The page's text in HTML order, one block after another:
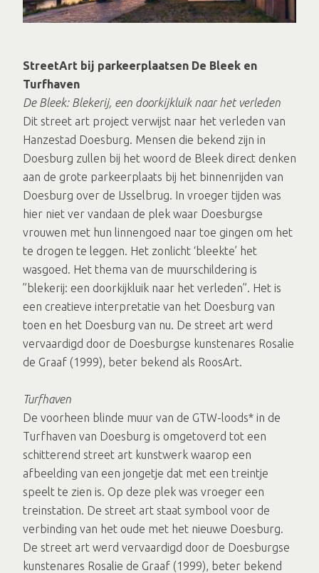
StreetArt bij parkeerplaatsen De Bleek en
Turfhaven
De Bleek: Blekerij, een doorkijkluik naar het verleden
Dit street art project verwijst naar het verleden van
Hanzestad Doesburg. Mensen die bekend zijn in
Doesburg zullen bij het woord de Bleek direct denken
aan de grote parkeerplaats bij het binnenrijden van
Doesburg over de IJsselbrug. In vroeger tijden was
hier niet ver vandaan de plek waar Doesburgse
vrouwen met hun linnengoed naar toe gingen om het
te drogen te leggen. Het zonlicht ‘bleekte’ het
wasgoed. Het thema van de muurschildering is
”blekerij: een doorkijkluik naar het verleden”. Het is
een creatieve interpretatie van het Doesburg van
toen en het Doesburg van nu. De street art werd
vervaardigd door de Doesburgse kunstenares Rosalie
de Graaf (1999), beter bekend als RoosArt.
Turfhaven
De voorheen blinde muur van de GTW-loods* in de
Turfhaven van Doesburg is omgetoverd tot een
schitterend street art kunstwerk waarop een
afbeelding van een jongetje dat met een treintje
speelt te zien is. Op deze plek was vroeger een
treinstation. De street art staat symbool voor de
verbinding van het oude met het nieuwe Doesburg.
De street art werd vervaardigd door de Doesburgse
kunstenares Rosalie de Graaf (1999), beter bekend